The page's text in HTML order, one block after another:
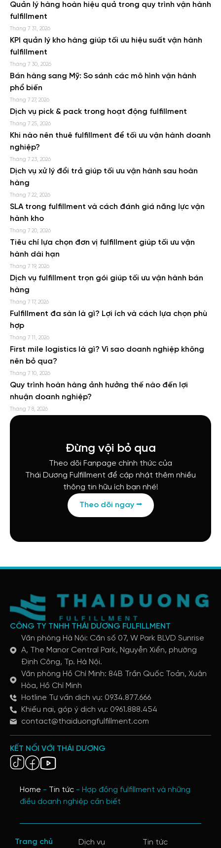
Quản lý hàng hoàn hiệu quả trong quy trình vận hành
fulfillment
Tháng 7 31, 2026
KPI quản lý kho hàng giúp tối ưu hiệu suất vận hành
fulfillment
Tháng 7 30, 2026
Bán hàng sang Mỹ: So sánh các mô hình vận hành
phổ biến
Tháng 7 27, 2026
Dịch vụ pick & pack trong hoạt động fulfillment
Tháng 7 25, 2026
Khi nào nên thuê fulfillment để tối ưu vận hành doanh
nghiệp?
Tháng 7 23, 2026
Dịch vụ xử lý đổi trả giúp tối ưu vận hành sau hoàn
hàng
Tháng 7 22, 2026
SLA trong fulfillment và cách đánh giá năng lực vận
hành kho
Tháng 7 20, 2026
Tiêu chí lựa chọn đơn vị fulfillment giúp tối ưu vận
hành dài hạn
Tháng 7 19, 2026
Dịch vụ fulfillment trọn gói giúp tối ưu vận hành bán
hàng
Tháng 7 17, 2026
Fulfillment đa sàn là gì? Lợi ích và cách lựa chọn phù
hợp
Tháng 7 11, 2026
First mile logistics là gì? Vì sao doanh nghiệp không
nên bỏ qua?
Tháng 7 10, 2026
Quy trình hoàn hàng ảnh hưởng thế nào đến lợi
nhuận doanh nghiệp?
Tháng 7 8, 2026
Đừng vội bỏ qua
Theo dõi Fanpage chính thức của
Thái Dương Fulfillment để cập nhật thêm nhiều
thông tin hữu ích bạn nhé!
Theo dõi ngay ⭢
CÔNG TY TNHH THÁI DƯƠNG FULFILLMENT
Văn phòng Hà Nội: Căn số 07, W Park BLVD Sunrise
A, The Manor Central Park, Nguyễn Xiển, phường
Định Công, Tp. Hà Nội.
Văn phòng Hồ Chí Minh: 84B Trần Quốc Toản, Xuân
Hòa, Hồ Chí Minh
Hotline Tư vấn dịch vụ: 0934.877.666
Khiếu nại, góp ý dịch vụ: 0961.888.454
contact@thaiduongfulfillment.com
KẾT NỐI VỚI THÁI DƯƠNG
Home - Tin tức - Hợp đồng fulfillment và những
điều doanh nghiệp cần biết
Trang chủ Dịch vụ Tin tức